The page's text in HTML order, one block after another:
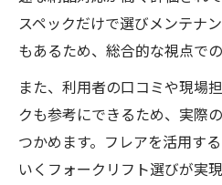
スペックだけで選びメンテナ
もあるため、総合的な視点で
また、利用者の口コミや現場
クも参考にできるため、実際
つかめます。フレアを活用す
いくフォークリフト選びが実現